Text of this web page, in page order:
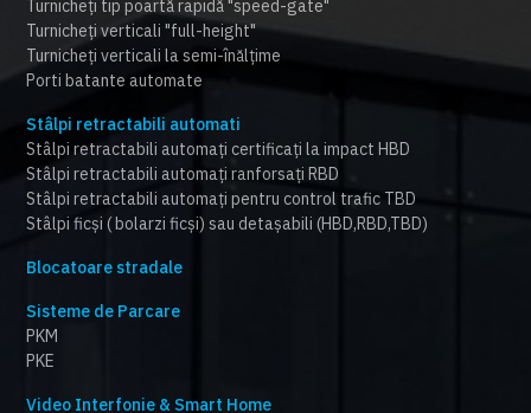
Turnicheți tip poartă rapidă "speed-gate"
Turnicheți verticali "full-height"
Turnicheți verticali la semi-înălțime
Porti batante automate
Stâlpi retractabili automati
Stâlpi retractabili automați certificați la impact HBD
Stâlpi retractabili automați ranforsați RBD
Stâlpi retractabili automați pentru control trafic TBD
Stâlpi ficși ( bolarzi ficși) sau detașabili (HBD,RBD,TBD)
Blocatoare stradale
Sisteme de Parcare
PKM
PKE
Video Interfonie & Smart Home